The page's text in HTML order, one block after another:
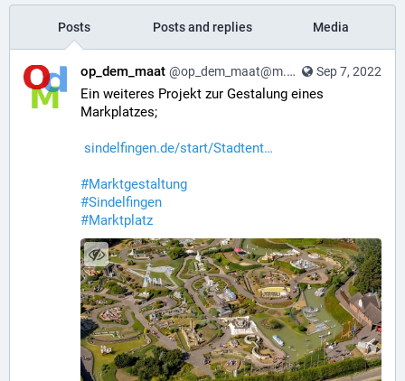
Posts Posts and replies Media
Sep 7, 2022
op_dem_maat @op_dem_maat@m.blablu.de
Ein weiteres Projekt zur Gestalung eines
Markplatzes;
sindelfingen.de/start/Stadtent
#Marktgestaltung
#Sindelfingen
#Marktplatz